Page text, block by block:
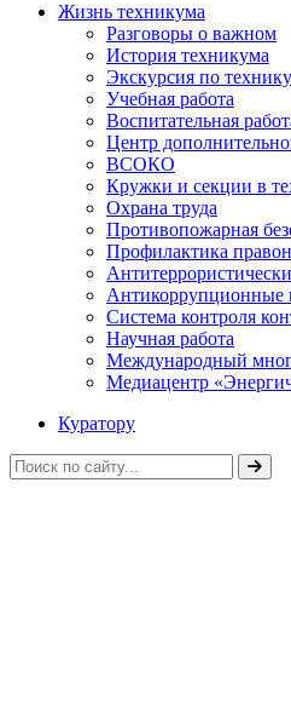
Жизнь техникума
Разговоры о важном
История техникума
Экскурсия по
Учебная работа
Воспитательная
Центр
ВСОКО
Кружки и секции в
Охрана труда
Противопожарная
Профилактика
Антикоррупционные
Система контроля
Научная работа
Международный
Медиацентр
Куратору